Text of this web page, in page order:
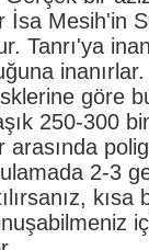
İsa Mesih'in
Tanrı'ya
inanırlar.
göre
250-300
arasında
2-3